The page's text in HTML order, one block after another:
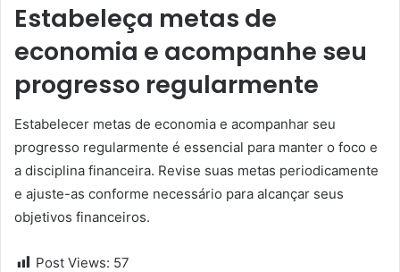
Estabeleça metas de
economia e acompanhe seu
progresso regularmente
Estabelecer metas de economia e acompanhar seu
progresso regularmente é essencial para manter o foco e
a disciplina financeira. Revise suas metas periodicamente
e ajuste-as conforme necessário para alcançar seus
objetivos financeiros.
Post Views: 57